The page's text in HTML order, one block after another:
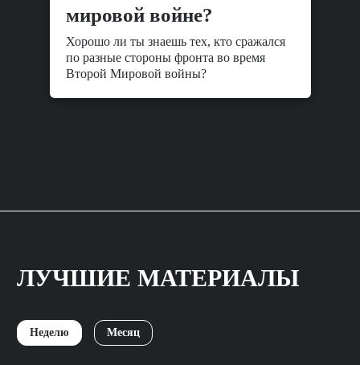
мировой войне?
Хорошо ли ты знаешь тех, кто сражался
по разные стороны фронта во время
Второй Мировой войны?
ЛУЧШИЕ МАТЕРИАЛЫ
Неделю Месяц